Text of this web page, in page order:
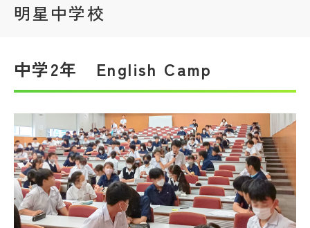
私学探検隊
帰国生受験情報
説明会・イベント情報
よみもの
明星中学校
中学2年 English Camp